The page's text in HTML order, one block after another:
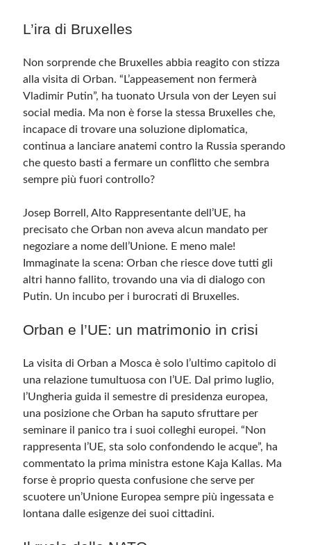
L’ira di Bruxelles
Non sorprende che Bruxelles abbia reagito con stizza
alla visita di Orban. “L’appeasement non fermerà
Vladimir Putin”, ha tuonato Ursula von der Leyen sui
social media. Ma non è forse la stessa Bruxelles che,
incapace di trovare una soluzione diplomatica,
continua a lanciare anatemi contro la Russia sperando
che questo basti a fermare un conflitto che sembra
sempre più fuori controllo?
Josep Borrell, Alto Rappresentante dell’UE, ha
precisato che Orban non aveva alcun mandato per
negoziare a nome dell’Unione. E meno male!
Immaginate la scena: Orban che riesce dove tutti gli
altri hanno fallito, trovando una via di dialogo con
Putin. Un incubo per i burocrati di Bruxelles.
Orban e l’UE: un matrimonio in crisi
La visita di Orban a Mosca è solo l’ultimo capitolo di
una relazione tumultuosa con l’UE. Dal primo luglio,
l’Ungheria guida il semestre di presidenza europea,
una posizione che Orban ha saputo sfruttare per
seminare il panico tra i suoi colleghi europei. “Non
rappresenta l’UE, sta solo confondendo le acque”, ha
commentato la prima ministra estone Kaja Kallas. Ma
forse è proprio questa confusione che serve per
scuotere un’Unione Europea sempre più ingessata e
lontana dalle esigenze dei suoi cittadini.